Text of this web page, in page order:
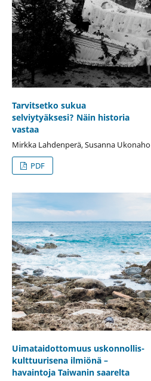
Tarvitsetko sukua
selviytyäksesi? Näin historia
vastaa
Mirkka Lahdenperä, Susanna Ukonaho
PDF
Uimataidottomuus uskonnollis-
kulttuurisena ilmiönä –
havaintoja Taiwanin saarelta